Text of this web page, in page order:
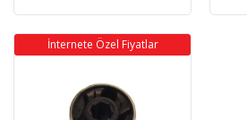
İnternete Özel Fiyatlar